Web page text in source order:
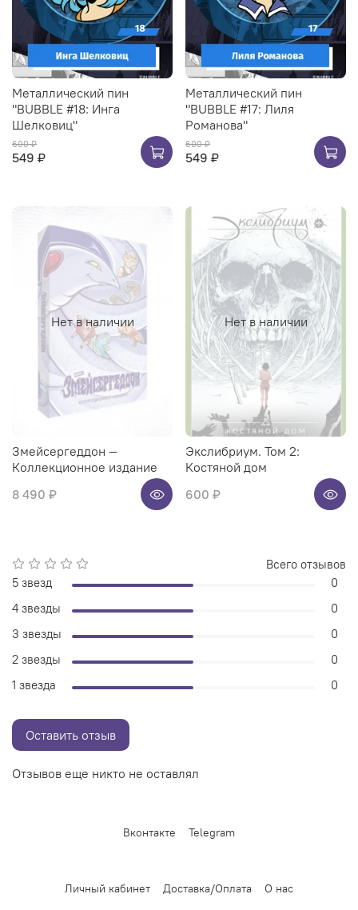
Металлический пин
"BUBBLE #18: Инга
Шелковиц"
600 ₽
549 ₽
Металлический пин
"BUBBLE #17: Лиля
Романова"
600 ₽
549 ₽
Нет в наличии
Змейсергеддон —
Коллекционное издание
8 490 ₽
Нет в наличии
Экслибриум. Том 2:
Костяной дом
600 ₽
Отзывов еще никто не оставлял
Всего отзывов
5 звезд
0
4 звезды
0
3 звезды
0
2 звезды
0
1 звезда
0
Оставить отзыв
Вконтакте Telegram
Личный кабинет Доставка/Оплата
О нас